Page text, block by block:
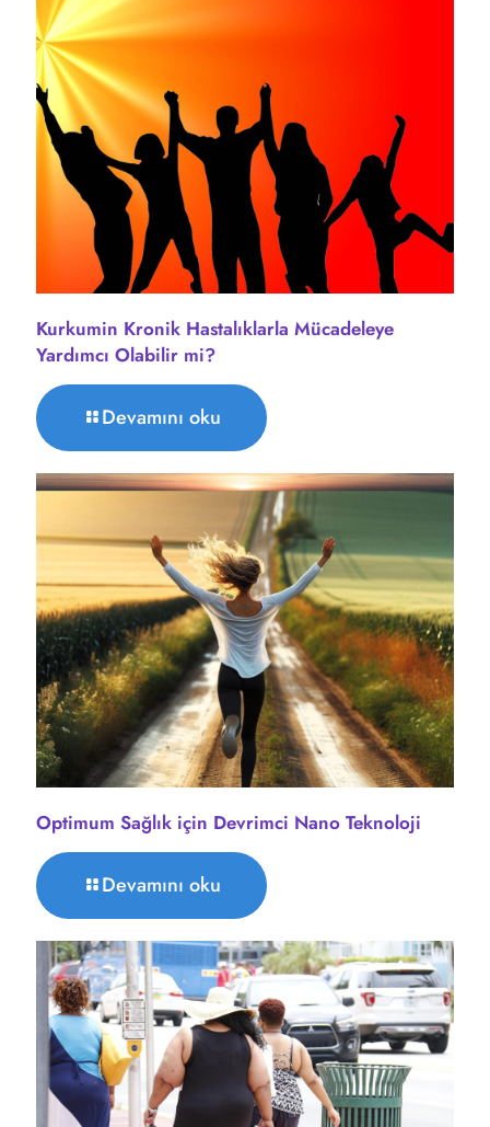
Kurkumin Kronik Hastalıklarla Mücadeleye
Yardımcı Olabilir mi?
Devamını oku
Optimum Sağlık için Devrimci Nano Teknoloji
Devamını oku